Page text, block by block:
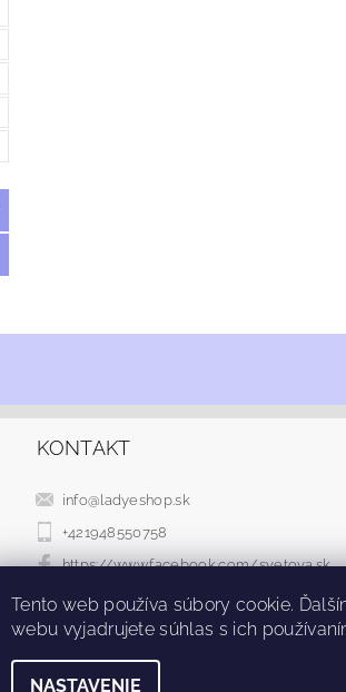
KONTAKT
info@ladyeshop.sk
+421948550758
https://www.facebook.com/svetova.sk
Tento web používa súbory cookie.
webu vyjadrujete súhlas s ich
NASTAVENIE